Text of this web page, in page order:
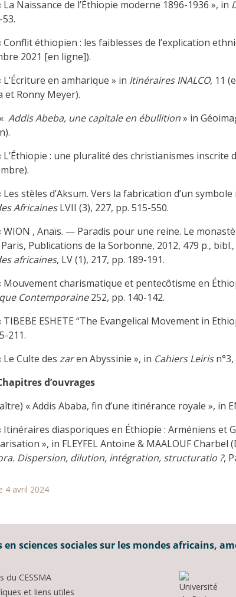
La Naissance de l’Éthiopie moderne 1896-1936 », in
Conflit éthiopien : les faiblesses de l’explication
2021 [en ligne]).
L’Écriture en amharique » in ItinérairesINALCO, 11
et Ronny Meyer).
Addis Abeba, une capitale en ébullition» in
L’Éthiopie : une pluralité des christianismes inscrite
Les stèles d’Aksum. Vers la fabrication d’un
AfricainesLVII (3), 227, pp. 515-550.
WION , Anaïs. — Paradis pour une reine. Le
Paris, Publications de la Sorbonne, 2012, 479 p.,
africaines, LV (1), 217, pp. 189-191.
Mouvement charismatique et pentecôtisme en
Contemporaine252, pp. 140-142.
TIBEBE ESHETE “The Evangelical Movement in
211.
Le Culte des zaren Abyssinie », in Cahiers Leirisn°3,
d’ouvrages
« Addis Ababa, fin d’une itinérance royale », in
Itinéraires diasporiques en Éthiopie : Arméniens et
», in FLEYFEL Antoine & MAALOUF Charbel
Dispersion, dilution, intégration, structuratio ?,
4 avril 2024
en sciences sociales sur les mondes africains,
du CESSMA
et liens utiles